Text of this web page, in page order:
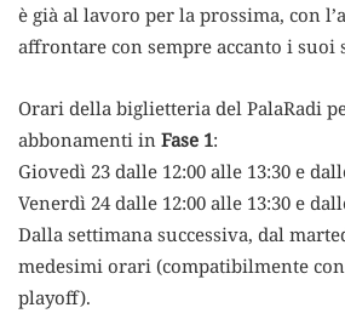
è già al lavoro per la prossima, con
affrontare con sempre accanto i
Orari della biglietteria del PalaRadi
abbonamenti in Fase 1:
Giovedì 23 dalle 12:00 alle 13:30 e
Venerdì 24 dalle 12:00 alle 13:30 e
Dalla settimana successiva, dal
medesimi orari (compatibilmente
playoff).